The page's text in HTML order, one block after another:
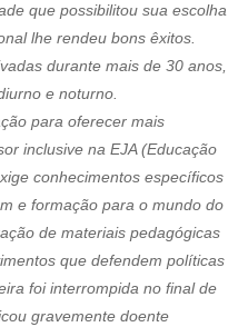
que possibilitou sua escolha
lhe rendeu bons êxitos.
durante mais de 30 anos,
e noturno.
para oferecer mais
inclusive na EJA (Educação
conhecimentos específicos
e formação para o mundo do
de materiais pedagógicas
que defendem políticas
foi interrompida no final de
gravemente doente